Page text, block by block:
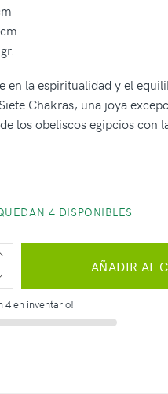
en la espiritualidad y el
Chakras, una joya
los obeliscos egipcios con
4 DISPONIBLES
AÑADIR AL
4 en inventario!